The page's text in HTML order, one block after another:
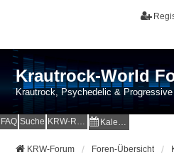
Krautrock-World
Krautrock, Psychedelic &
FAQ Suche KRW-Radio Kalender
KRW-Forum Foren-Übersicht